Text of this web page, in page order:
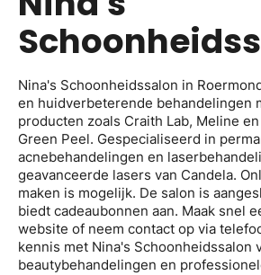
Nina's Schoonheidssalon in
en huidverbeterende behandelingen
producten zoals Craith Lab, Meline
Green Peel. Gespecialiseerd in
acnebehandelingen en
geavanceerde lasers van Candela.
maken is mogelijk. De salon is
biedt cadeaubonnen aan. Maak snel
website of neem contact op via
kennis met Nina's Schoonheidssalon
beautybehandelingen en